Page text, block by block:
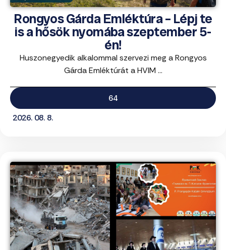
Rongyos Gárda Emléktúra – Lépj te
is a hősök nyomába szeptember 5-
én!
Huszonegyedik alkalommal szervezi meg a Rongyos
Gárda Emléktúrát a HVIM ...
64
2026. 08. 8.